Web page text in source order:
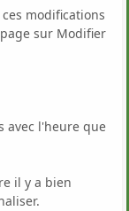
modifications
sur Modifier
avec l'heure que
il y a bien